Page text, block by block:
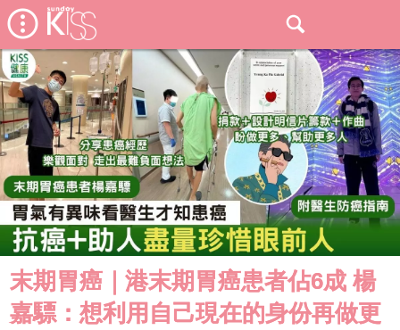
末期胃癌｜港末期胃癌患者佔6成 楊
嘉驃：想利用自己現在的身份再做更